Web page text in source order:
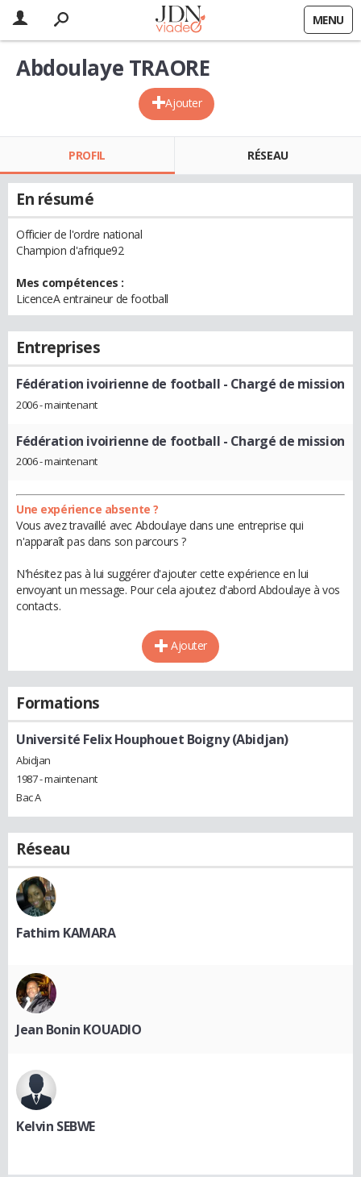
MENU
Ajouter
Abdoulaye TRAORE
PROFIL RÉSEAU
En résumé
Officier de l'ordre national
Champion d'afrique92
Mes compétences :
LicenceA entraineur de football
Entreprises
Fédération ivoirienne de football - Chargé de mission
2006 - maintenant
Fédération ivoirienne de football - Chargé de mission
2006 - maintenant
Une expérience absente ?
Vous avez travaillé avec Abdoulaye dans une entreprise qui
n'apparaît pas dans son parcours ?
N'hésitez pas à lui suggérer d'ajouter cette expérience en lui
envoyant un message. Pour cela ajoutez d'abord Abdoulaye à vos
contacts.
Ajouter
Formations
Université Felix Houphouet Boigny (Abidjan)
Abidjan
1987 - maintenant
Bac A
Réseau
Fathim KAMARA
Jean Bonin KOUADIO
Kelvin SEBWE